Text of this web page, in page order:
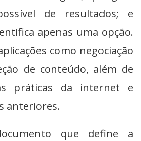
de resultados; e
apenas uma opção.
como negociação
de conteúdo, além de
práticas da internet e
anteriores.
que define a